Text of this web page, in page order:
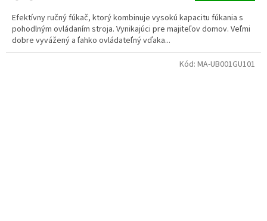
Efektívny ručný fúkač, ktorý kombinuje vysokú kapacitu fúkania s
pohodlným ovládaním stroja. Vynikajúci pre majiteľov domov. Veľmi
dobre vyvážený a ľahko ovládateľný vďaka...
Kód: MA-UB001GU101